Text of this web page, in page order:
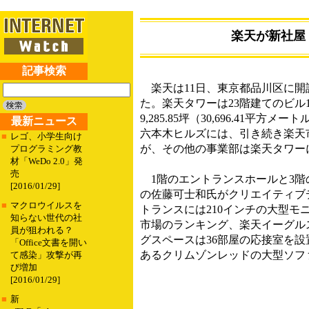
記事検索
最新ニュース
■ レゴ、小学生向け
プログラミング教
材「WeDo 2.0」発
売
[2016/01/29]
■ マクロウイルスを
知らない世代の社
員が狙われる？
「Office文書を開い
て感染」攻撃が再
び増加
[2016/01/29]
■ 新
楽天が新社
楽天は11日、東京都品川区に開
た。楽天タワーは23階建てのビ
9,285.85坪（30,696.41平方メー
六本木ヒルズには、引き続き楽
が、その他の事業部は楽天タワ
1階のエントランスホールと3階
の佐藤可士和氏がクリエイティ
トランスには210インチの大型
市場のランキング、楽天イーグ
グスペースは36部屋の応接室を
あるクリムゾンレッドの大型ソ